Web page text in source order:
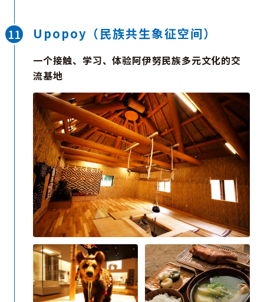
Upopoy（民族共生象征空间）
一个接触、学习、体验阿伊努民族多元文化的交
流基地